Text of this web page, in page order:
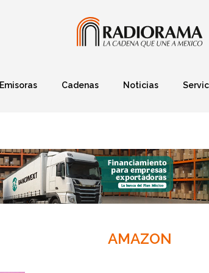
Emisoras Cadenas Noticias
AMAZON